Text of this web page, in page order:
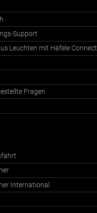
Support
Leuchten mit Häfele Connect
Fragen
International